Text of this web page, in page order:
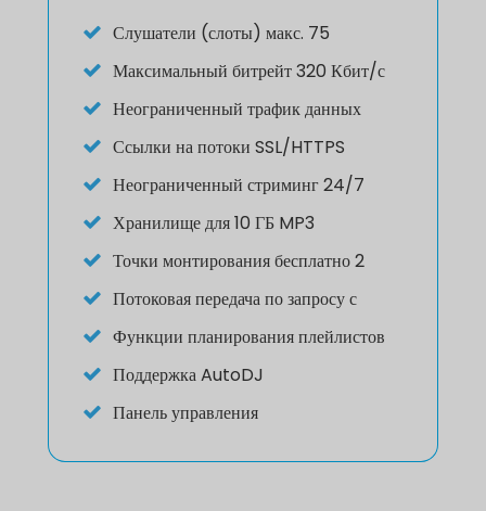
Слушатели (слоты) макс. 75
Максимальный битрейт 320 Кбит/с
Неограниченный трафик данных
Ссылки на потоки SSL/HTTPS
Неограниченный стриминг 24/7
Хранилище для 10 ГБ MP3
Точки монтирования бесплатно 2
Потоковая передача по запросу с
Функции планирования плейлистов
Поддержка AutoDJ
Панель управления